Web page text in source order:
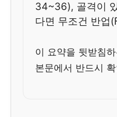
34~36), 골격이
다면 무조건 반업
이 요약을 뒷받침
본문에서 반드시